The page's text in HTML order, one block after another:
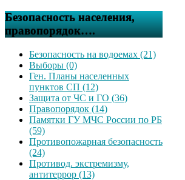
Безопасность населения,
правопорядок….
Безопасность на водоемах (21)
Выборы (0)
Ген. Планы населенных
пунктов СП (12)
Защита от ЧС и ГО (36)
Правопорядок (14)
Памятки ГУ МЧС России по РБ
(59)
Противопожарная безопасность
(24)
Противод. экстремизму,
антитеррор (13)